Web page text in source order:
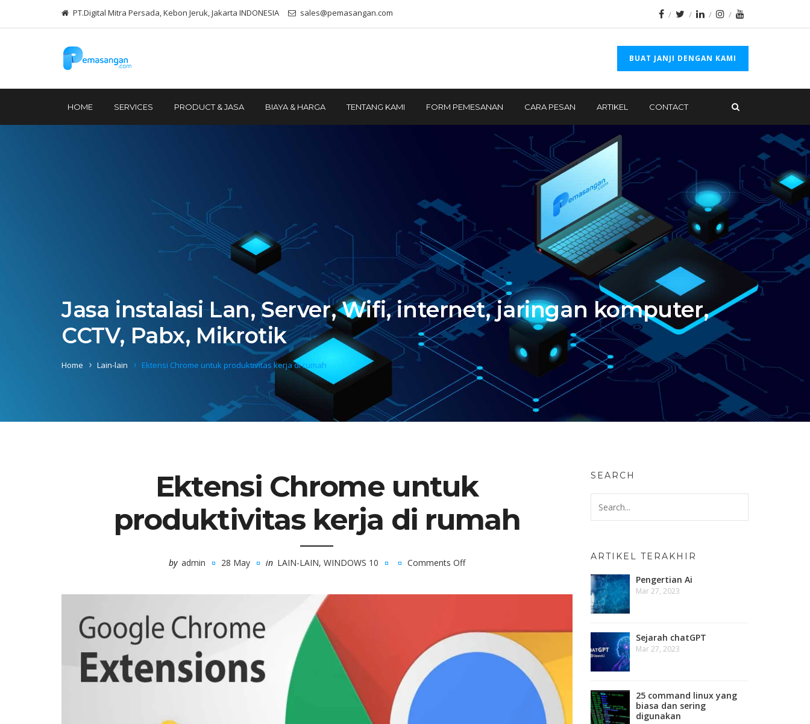
PT.Digital Mitra Persada, Kebon Jeruk, Jakarta INDONESIA sales@pemasangan.com
BUAT JANJI DENGAN KAMI
HOME SERVICES PRODUCT & JASA BIAYA & HARGA TENTANG KAMI FORM PEMESANAN CARA PESAN ARTIKEL CONTACT
Jasa instalasi Lan, Server, Wifi, internet, jaringan komputer,
CCTV, Pabx, Mikrotik
Home Lain-lain Ektensi Chrome untuk produktivitas kerja di rumah
Ektensi Chrome untuk
produktivitas kerja di rumah
by admin 28 May in LAIN-LAIN, WINDOWS 10
Comments Off
produktivitas
kerja
SEARCH
ARTIKEL TERAKHIR
Pengertian Ai
Mar 27, 2023
Sejarah chatGPT
Mar 27, 2023
25 command linux yang
biasa dan sering
digunakan